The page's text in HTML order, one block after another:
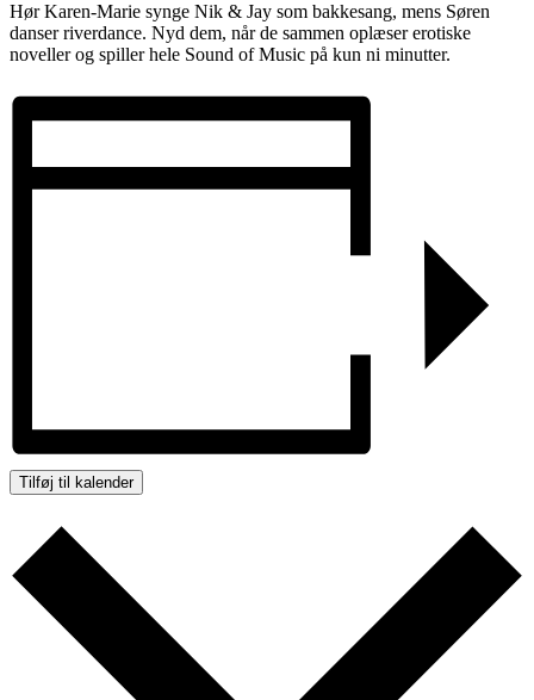
Hør Karen-Marie synge Nik & Jay som bakkesang, mens Søren
danser riverdance. Nyd dem, når de sammen oplæser erotiske
noveller og spiller hele Sound of Music på kun ni minutter.
Tilføj til kalender